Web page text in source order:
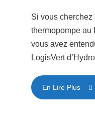
Si vous
thermopompe au
vous avez
LogisVert
En Lire Plus